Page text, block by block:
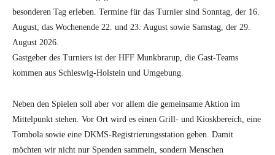
besonderen Tag erleben. Termine für das Turnier sind Sonntag, der 16.
August, das Wochenende 22. und 23. August sowie Samstag, der 29.
August 2026.
Gastgeber des Turniers ist der HFF Munkbrarup, die Gast-Teams
kommen aus Schleswig-Holstein und Umgebung.
Neben den Spielen soll aber vor allem die gemeinsame Aktion im
Mittelpunkt stehen. Vor Ort wird es einen Grill- und Kioskbereich, eine
Tombola sowie eine DKMS-Registrierungsstation geben. Damit
möchten wir nicht nur Spenden sammeln, sondern Menschen